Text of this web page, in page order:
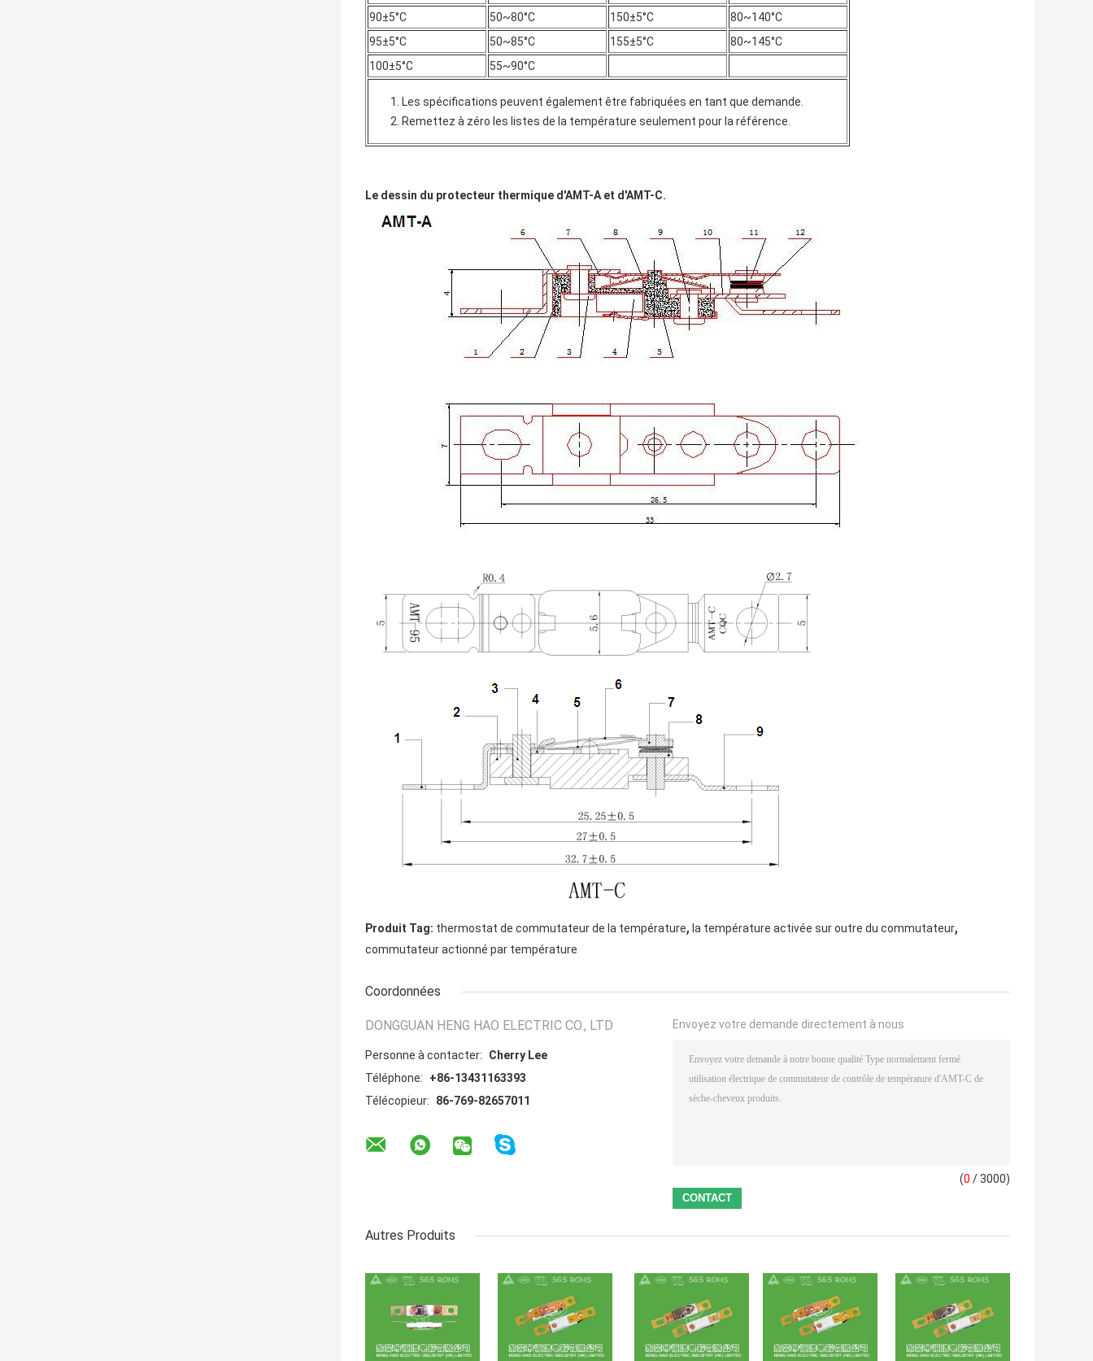
90±5°C
50~80°C 150±5°C
80~140°C
95±5°C
50~85°C 155±5°C
80~145°C
100±5°C
55~90°C
Les spécifications peuvent également être fabriquées en tant que demande.
Remettez à zéro les listes de la température seulement pour la référence.
Le dessin du protecteur thermique d'AMT-A et d'AMT-C.
Produit Tag: thermostat de commutateur de la température, la température activée sur outre du commutateur,
commutateur actionné par température
Coordonnées
DONGGUAN HENG HAO ELECTRIC CO., LTD
Personne à contacter:
Cherry Lee
Téléphone:
+86-13431163393
Télécopieur:
86-769-82657011
Envoyez votre demande directement à nous
(0 / 3000)
Autres Produits